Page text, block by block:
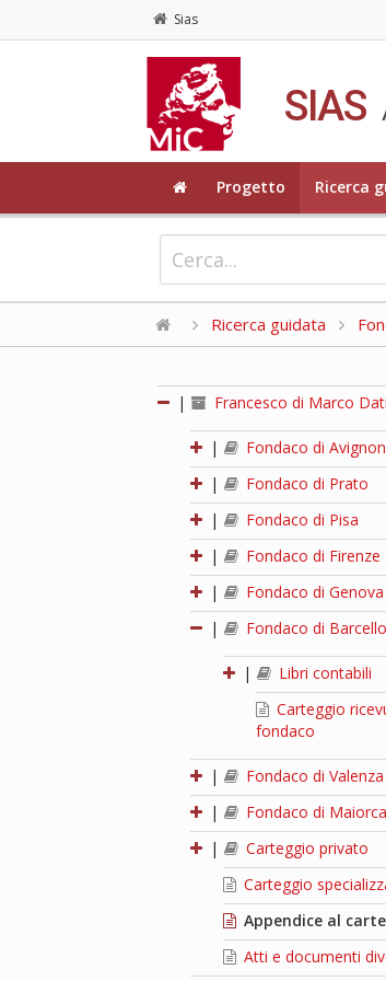
Sias
SIAS
Progetto Ricerca
Ricerca guidata
| Francesco di Marco
|
Fondaco di
|
Fondaco di Prato
|
Fondaco di Pisa
|
Fondaco di Firenze
|
Fondaco di Genova
|
Fondaco di
|
Libri contabili
Carteggio
fondaco
|
Fondaco di Valenza
|
Fondaco di Maiorca
|
Carteggio privato
Carteggio
Appendice al
Atti e documenti